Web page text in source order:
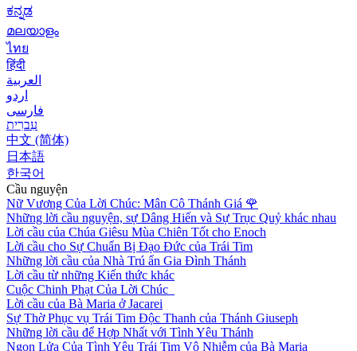
ಕನ್ನಡ
മലയാളം
ไทย
हिंदी
العربية
اردو
فارسی
עִברִית
中文 (简体)
日本語
한국어
Cầu nguyện
Nữ Vương Của Lời Chúc: Mân Cô Thánh Giá 🌹
Những lời cầu nguyện, sự Dâng Hiến và Sự Trục Quỷ khác nhau
Lời cầu của Chúa Giêsu Mùa Chiên Tốt cho Enoch
Lời cầu cho Sự Chuẩn Bị Đạo Đức của Trái Tim
Những lời cầu của Nhà Trú ẩn Gia Đình Thánh
Lời cầu từ những Kiến thức khác
Cuộc Chinh Phạt Của Lời Chúc
Lời cầu của Bà Maria ở Jacarei
Sự Thờ Phục vụ Trái Tim Độc Thanh của Thánh Giuseph
Những lời cầu để Hợp Nhất với Tình Yêu Thánh
Ngọn Lửa Của Tình Yêu Trái Tim Vô Nhiễm của Bà Maria